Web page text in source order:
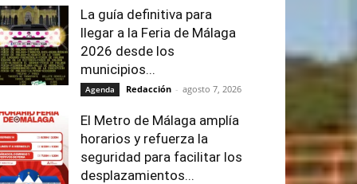
La guía definitiva para
llegar a la Feria de Málaga
2026 desde los
municipios...
Agenda Redacción - agosto 7, 2026
El Metro de Málaga amplía
horarios y refuerza la
seguridad para facilitar los
desplazamientos...